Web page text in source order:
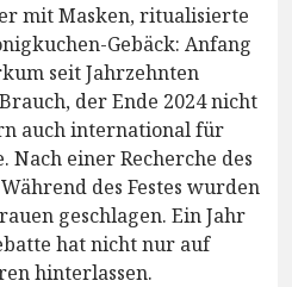
mit Masken, ritualisierte
Gebäck: Anfang
seit Jahrzehnten
der Ende 2024 nicht
auch international für
Nach einer Recherche des
des Festes wurden
geschlagen. Ein Jahr
hat nicht nur auf
hinterlassen.